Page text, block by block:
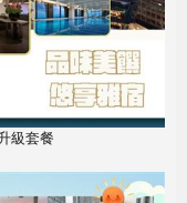
級套餐